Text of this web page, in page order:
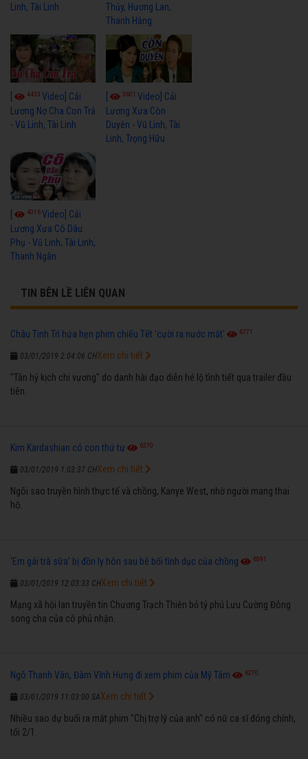
Linh, Tài Linh
Thủy, Hương Lan,
Thanh Hằng
4433 Video] Cải
Lương Nợ Cha Con Trả
- Vũ Linh, Tài Linh
3601Video] Cải
Lương Xưa Còn
Duyên - Vũ Linh, Tài
Linh, Trọng Hữu
[ 4016Video] Cải
Lương Xưa Cô Dâu
Phụ - Vũ Linh, Tài Linh,
Thanh Ngân
TIN BÊN LỀ LIÊN QUAN
Châu Tinh Trì hứa hẹn phim chiếu Tết 'cười ra nước mắt' 6771
03/01/2019 2:04:06 CH
"Tân hỷ kịch chi vương" do danh hài đạo diễn hé lộ tình tiết qua trailer đầu
tiên.
Xem chi tiết
Kim Kardashian có con thứ tư 6270
03/01/2019 1:03:37 CH
Ngôi sao truyền hình thực tế và chồng, Kanye West, nhờ người mang thai
hộ.
Xem chi tiết
'Em gái trà sữa' bị đồn ly hôn sau bê bối tình dục của chồng 6591
03/01/2019 12:03:33 CH
Mạng xã hội lan truyền tin Chương Trạch Thiên bỏ tỷ phú Lưu Cường Đông
song cha của cô phủ nhận.
Xem chi tiết
Ngô Thanh Vân, Đàm Vĩnh Hưng đi xem phim của Mỹ Tâm 6270
03/01/2019 11:03:00 SA
Nhiều sao dự buổi ra mắt phim "Chị trợ lý của anh" có nữ ca sĩ đóng chính,
tối 2/1.
Xem chi tiết